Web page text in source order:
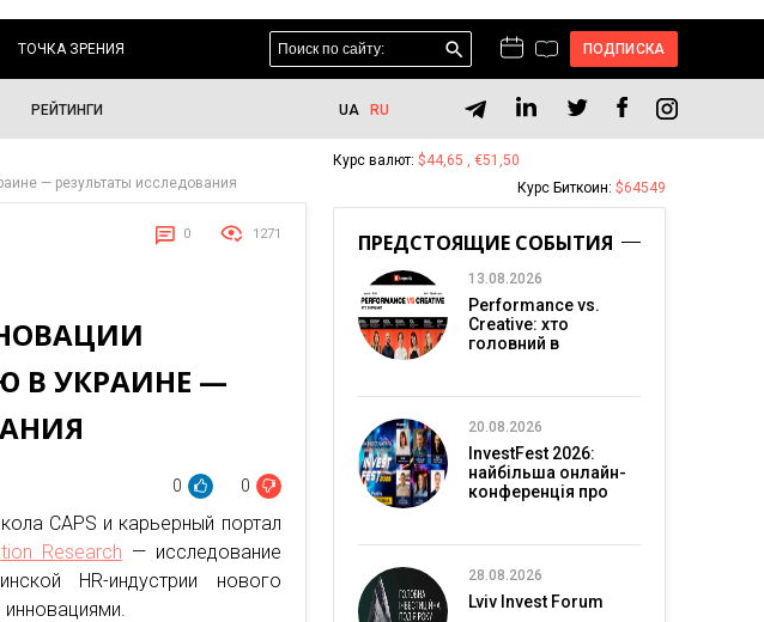
ТОЧКА ЗРЕНИЯ ПОДПИСКА
РЕЙТИНГИ UA RU
— результаты исследования
0 1271
В УКРАИНЕ —
0 0
CAPS и карьерный портал
Research — исследование
HR-индустрии нового
инновациями.
Курс валют: $44,65 , €51,50
Курс Биткоин: $64549
ПРЕДСТОЯЩИЕ СОБЫТИЯ
13.08.2026
Performance vs.
Creative: хто
головний в
20.08.2026
InvestFest 2026:
найбільша онлайн-
конференція про
28.08.2026
Lviv Invest Forum